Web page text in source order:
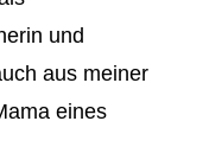
und
aus meiner
eines